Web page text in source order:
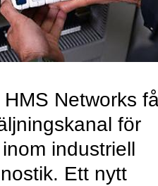
Networks
för
industriell
Ett nytt